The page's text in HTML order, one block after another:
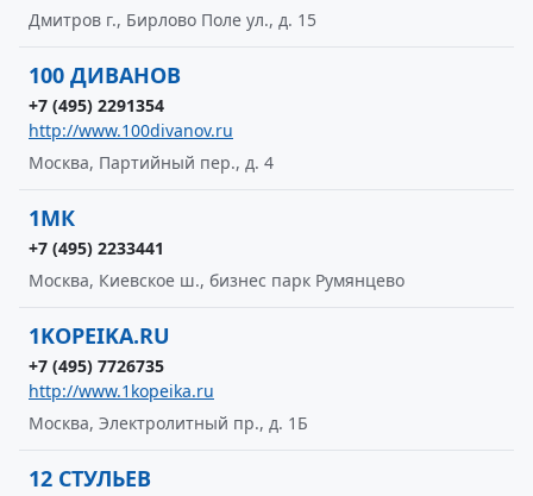
Дмитров г., Бирлово Поле ул., д. 15
100 ДИВАНОВ
+7 (495) 2291354
http://www.100divanov.ru
Москва, Партийный пер., д. 4
1МК
+7 (495) 2233441
Москва, Киевское ш., бизнес парк Румянцево
1KOPEIKA.RU
+7 (495) 7726735
http://www.1kopeika.ru
Москва, Электролитный пр., д. 1Б
12 СТУЛЬЕВ